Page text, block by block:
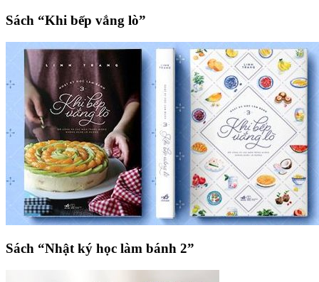
Sách “Khi bếp vắng lò”
Sách “Nhật ký học làm bánh 2”